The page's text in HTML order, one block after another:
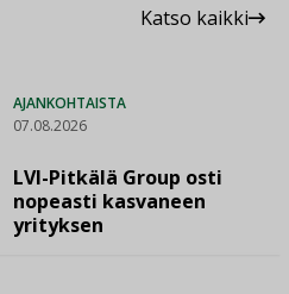
Katso kaikki
AJANKOHTAISTA
07.08.2026
LVI-Pitkälä Group osti
nopeasti kasvaneen
yrityksen